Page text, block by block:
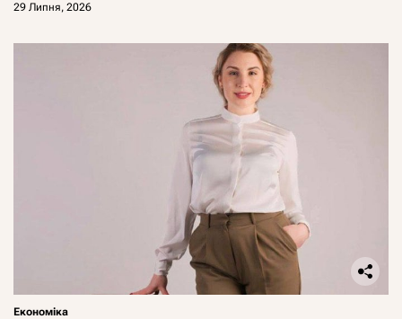
29 Липня, 2026
Економіка